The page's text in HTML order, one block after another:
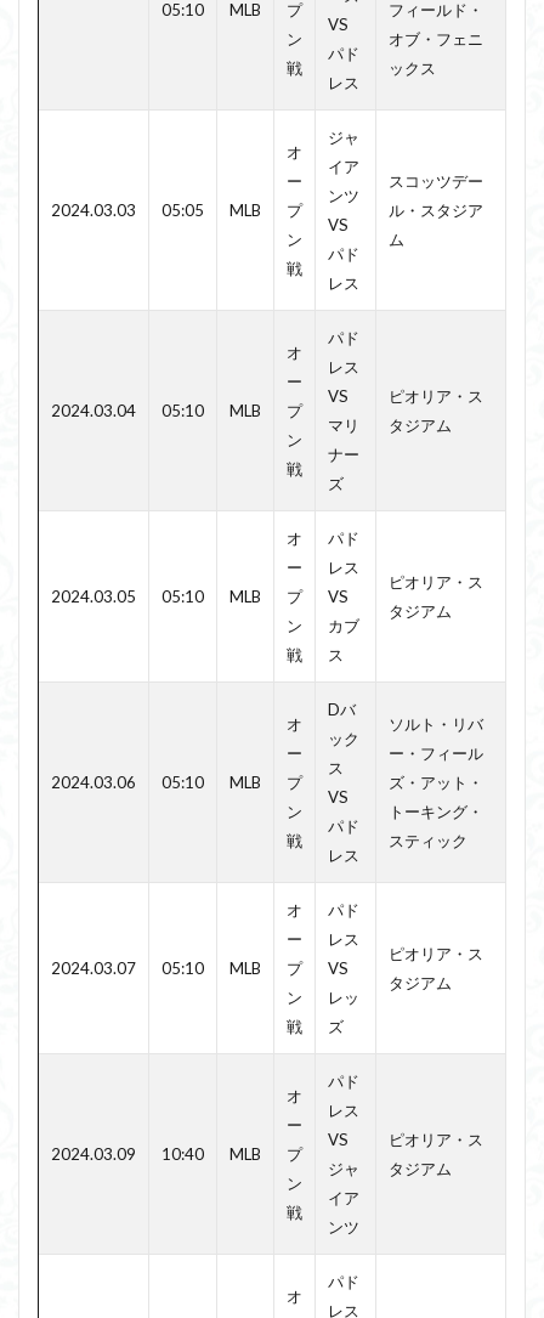
05:10 MLB
プ
ン
戦
VS
パド
レス
フィールド・
オブ・フェニ
ックス
2024.03.03 05:05 MLB
オ
ー
プ
ン
戦
ジャ
イア
ンツ
VS
パド
レス
スコッツデー
ル・スタジア
ム
2024.03.04 05:10 MLB
オ
ー
プ
ン
戦
パド
レス
VS
マリ
ナー
ズ
ピオリア・ス
タジアム
2024.03.05 05:10 MLB
オ
ー
プ
ン
戦
パド
レス
VS
カブ
ス
ピオリア・ス
タジアム
2024.03.06 05:10 MLB
オ
ー
プ
ン
戦
Dバ
ック
ス
VS
パド
レス
ソルト・リバ
ー・フィール
ズ・アット・
トーキング・
スティック
2024.03.07 05:10 MLB
オ
ー
プ
ン
戦
パド
レス
VS
レッ
ズ
ピオリア・ス
タジアム
2024.03.09 10:40 MLB
オ
ー
プ
ン
戦
パド
レス
VS
ジャ
イア
ンツ
ピオリア・ス
タジアム
オ
パド
レス